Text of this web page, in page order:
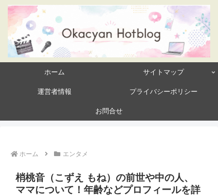
ホーム サイトマップ
運営者情報 プライバシーポリシー
お問合せ
ホーム エンタメ
梢桃音（こずえ もね）の前世や中の人、
ママについて！年齢などプロフィールを詳